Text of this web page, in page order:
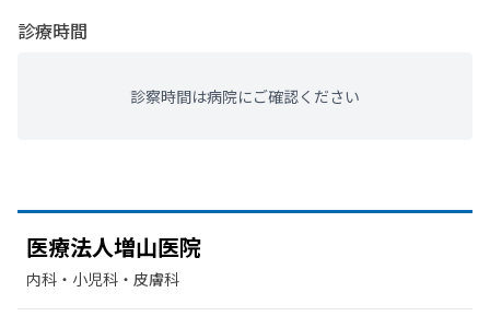
診療時間
診察時間は病院にご確認ください
医療法人増山医院
内科・​小児科・​皮膚科